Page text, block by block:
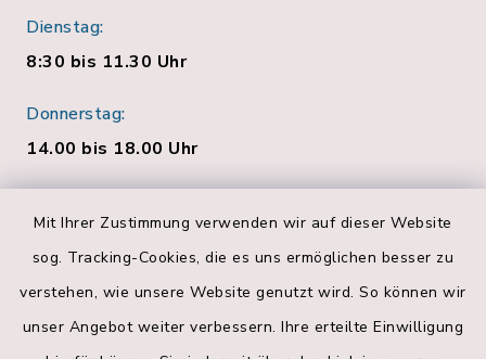
Mit Ihrer Zustimmung verwenden wir auf dieser Website
sog. Tracking-Cookies, die es uns ermöglichen besser zu
verstehen, wie unsere Website genutzt wird. So können wir
unser Angebot weiter verbessern. Ihre erteilte Einwilligung
Dienstag:
8:30 bis 11.30 Uhr
Donnerstag:
14.00 bis 18.00 Uhr
Quicklinks
Landratsamt Rosenheim